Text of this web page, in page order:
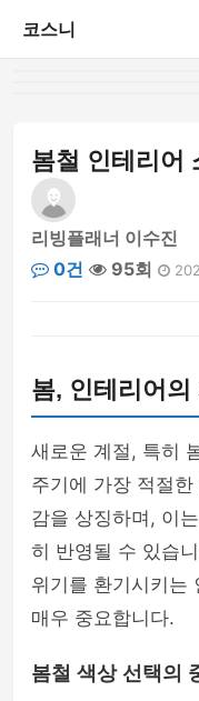
코스니
봄철 인테리어
리빙플래너 이수진
0건
95회
봄, 인테리어
새로운 계절, 특히
주기에 가장 적절
감을 상징하며, 이
히 반영될 수 있습
위기를 환기시키는
매우 중요합니다.
봄철 색상 선택의